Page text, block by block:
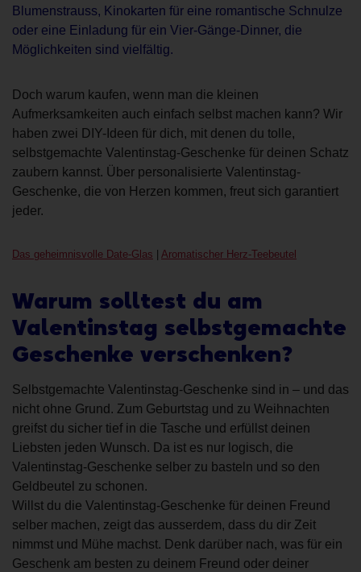
Blumenstrauss, Kinokarten für eine romantische Schnulze
oder eine Einladung für ein Vier-Gänge-Dinner, die
Möglichkeiten sind vielfältig.
Doch warum kaufen, wenn man die kleinen
Aufmerksamkeiten auch einfach selbst machen kann? Wir
haben zwei DIY-Ideen für dich, mit denen du tolle,
selbstgemachte Valentinstag-Geschenke für deinen Schatz
zaubern kannst. Über personalisierte Valentinstag-
Geschenke, die von Herzen kommen, freut sich garantiert
jeder.
Das geheimnisvolle Date-Glas Aromatischer Herz-Teebeutel
Warum solltest du am
Valentinstag selbstgemachte
Geschenke verschenken?
Selbstgemachte Valentinstag-Geschenke sind in – und das
nicht ohne Grund. Zum Geburtstag und zu Weihnachten
greifst du sicher tief in die Tasche und erfüllst deinen
Liebsten jeden Wunsch. Da ist es nur logisch, die
Valentinstag-Geschenke selber zu basteln und so den
Geldbeutel zu schonen.
Willst du die Valentinstag-Geschenke für deinen Freund
selber machen, zeigt das ausserdem, dass du dir Zeit
nimmst und Mühe machst. Denk darüber nach, was für ein
Geschenk am besten zu deinem Freund oder deiner